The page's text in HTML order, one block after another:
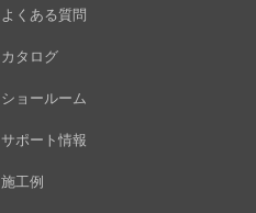
よくある質問
カタログ
ショールーム
サポート情報
施工例